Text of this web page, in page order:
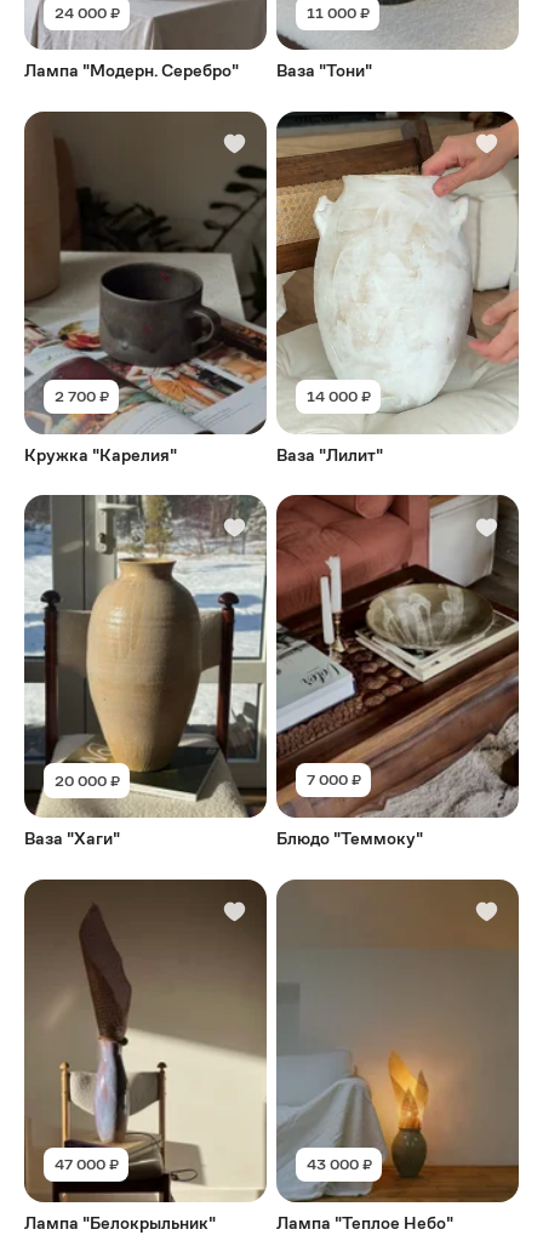
24 000 ₽
Лампа "Модерн. Серебро"
2 700 ₽
Кружка "Карелия"
20 000 ₽
Ваза "Хаги"
47 000 ₽
Лампа "Белокрыльник"
11 000 ₽
Ваза "Тони"
14 000 ₽
Ваза "Лилит"
7 000 ₽
Блюдо "Теммоку"
43 000 ₽
Лампа "Теплое Небо"